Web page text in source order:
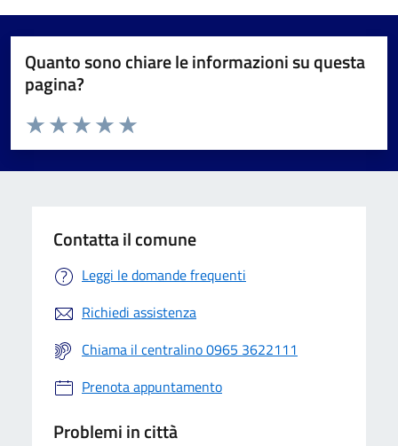
Quanto sono chiare le informazioni su questa
pagina?
Valuta da 1 a 5 stelle la pagina
Valuta 5 stelle su 5
Valuta 4 stelle su 5
Valuta 3 stelle su 5
Valuta 2 stelle su 5
Valuta 1 stelle su 5
Contatta il comune
Leggi le domande frequenti
Richiedi assistenza
Chiama il centralino 0965 3622111
Prenota appuntamento
Problemi in città